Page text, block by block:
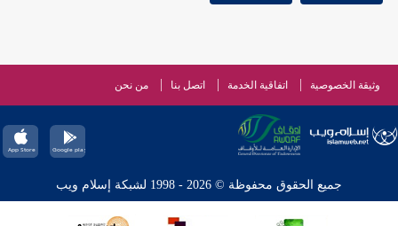
وثيقة الخصوصية اتفاقية الخدمة اتصل بنا من نحن
جميع الحقوق محفوظة © 2026 - 1998 لشبكة إسلام ويب